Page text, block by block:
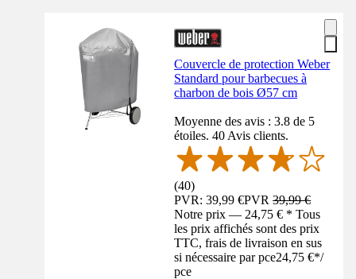
Couvercle de protection Weber
Standard pour barbecues à
charbon de bois Ø57 cm
Moyenne des avis : 3.8 de 5
étoiles. 40 Avis clients.
(40)
PVR: 39,99 €PVR39,99 €
Notre prix — 24,75 € * Tous
les prix affichés sont des prix
TTC, frais de livraison en sus
si nécessaire par pce24,75 €*/
pce